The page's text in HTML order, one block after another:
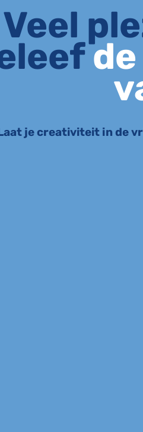
Veel
de
je creativiteit in de